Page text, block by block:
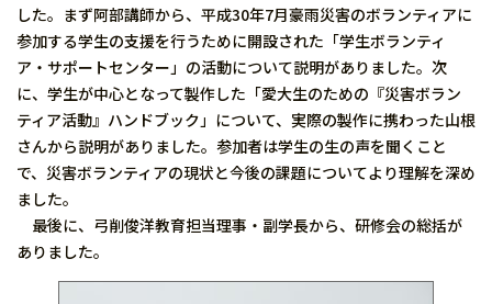
した。まず阿部講師から、平成30年7月豪雨災害のボランティアに
参加する学生の支援を行うために開設された「学生ボランティ
ア・サポートセンター」の活動について説明がありました。次
に、学生が中心となって製作した「愛大生のための『災害ボラン
ティア活動』ハンドブック」について、実際の製作に携わった山根
さんから説明がありました。参加者は学生の生の声を聞くこと
で、災害ボランティアの現状と今後の課題についてより理解を深め
ました。
最後に、弓削俊洋教育担当理事・副学長から、研修会の総括が
ありました。